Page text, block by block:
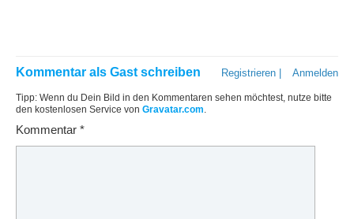
Anmelden
Registrieren
Kommentar als Gast schreiben
Tipp: Wenn du Dein Bild in den Kommentaren sehen möchtest, nutze bitte
den kostenlosen Service von Gravatar.com
Kommentar *